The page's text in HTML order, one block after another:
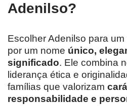
Adenilso?
Escolher Adenilso para
por um nome único,
significado. Ele combina
liderança ética e
famílias que valorizam
responsabilidade e